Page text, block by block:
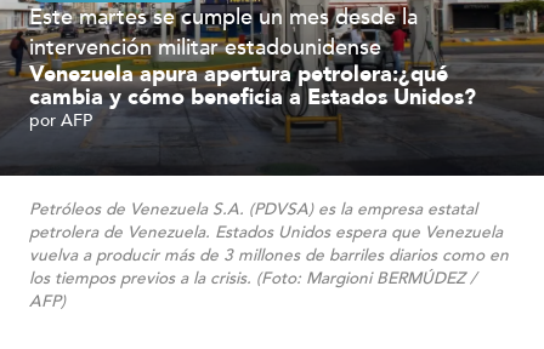
Este martes se cumple un mes desde la
intervención militar estadounidense
Venezuela apura apertura petrolera:¿qué
cambia y cómo beneficia a Estados Unidos?
por AFP
Petróleos de Venezuela S.A. (PDVSA) es la empresa estatal
petrolera de Venezuela. Estados Unidos espera que Venezuela
vuelva a producir más de 3 millones de barriles diarios como en
los tiempos previos a la crisis. (Foto: Margioni BERMÚDEZ /
AFP)